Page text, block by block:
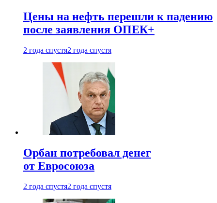
Цены на нефть перешли к падению
после заявления ОПЕК+
2 года спустя2 года спустя
Орбан потребовал денег
от Евросоюза
2 года спустя2 года спустя